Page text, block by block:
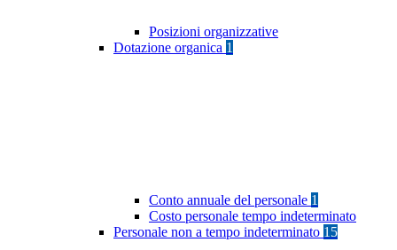
Posizioni organizzative
Dotazione organica 1
Conto annuale del personale 1
Costo personale tempo indeterminato
Personale non a tempo indeterminato 15